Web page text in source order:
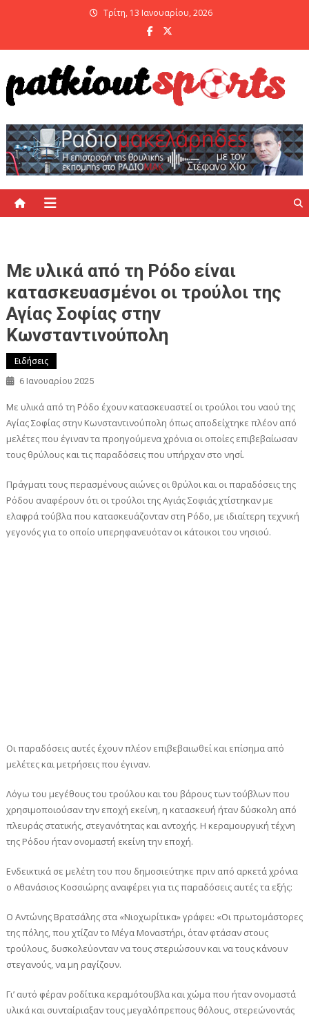
Τρίτη, 13 Ιανουαρίου, 2026
Με υλικά από τη Ρόδο είναι
κατασκευασμένοι οι τρούλοι της
Αγίας Σοφίας στην
Κωνσταντινούπολη
Ειδήσεις
6 Ιανουαρίου 2025
Με υλικά από τη Ρόδο έχουν κατασκευαστεί οι τρούλοι του ναού της
Αγίας Σοφίας στην Κωνσταντινούπολη όπως αποδείχτηκε πλέον από
μελέτες που έγιναν τα προηγούμενα χρόνια οι οποίες επιβεβαίωσαν
τους θρύλους και τις παραδόσεις που υπήρχαν στο νησί.
Πράγματι τους περασμένους αιώνες οι θρύλοι και οι παραδόσεις της
Ρόδου αναφέρουν ότι οι τρούλοι της Αγιάς Σοφιάς χτίστηκαν με
ελαφρά τούβλα που κατασκευάζονταν στη Ρόδο, με ιδιαίτερη τεχνική
γεγονός για το οποίο υπερηφανευόταν οι κάτοικοι του νησιού.
Οι παραδόσεις αυτές έχουν πλέον επιβεβαιωθεί και επίσημα από
μελέτες και μετρήσεις που έγιναν.
Λόγω του μεγέθους του τρούλου και του βάρους των τούβλων που
χρησιμοποιούσαν την εποχή εκείνη, η κατασκευή ήταν δύσκολη από
πλευράς στατικής, στεγανότητας και αντοχής. Η κεραμουργική τέχνη
της Ρόδου ήταν ονομαστή εκείνη την εποχή.
Ενδεικτικά σε μελέτη του που δημοσιεύτηκε πριν από αρκετά χρόνια
ο Αθανάσιος Κοσσιώρης αναφέρει για τις παραδόσεις αυτές τα εξής:
Ο Αντώνης Βρατσάλης στα «Νιοχωρίτικα» γράφει: «Οι πρωτομάστορες
της πόλης, που χτίζαν το Μέγα Μοναστήρι, όταν φτάσαν στους
τρούλους, δυσκολεύονταν να τους στεριώσουν και να τους κάνουν
στεγανούς, να μη ραγίζουν.
Γι’ αυτό φέραν ροδίτικα κεραμότουβλα και χώμα που ήταν ονομαστά
υλικά και συνταίριαξαν τους μεγαλόπρεπους θόλους, στερεώνοντάς